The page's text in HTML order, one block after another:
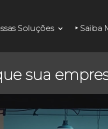
Soluções ‣ Saiba
sua